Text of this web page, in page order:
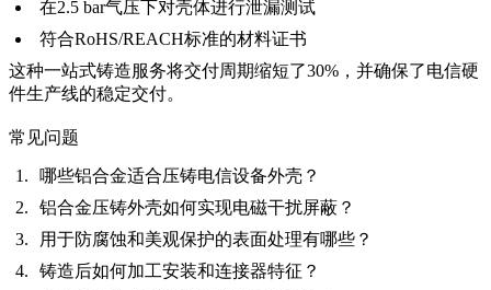
在2.5 bar气压下对壳体进行泄漏测试
符合RoHS/REACH标准的材料证书
这种一站式铸造服务将交付周期缩短了30%，并确保了电信硬
件生产线的稳定交付。
常见问题
哪些铝合金适合压铸电信设备外壳？
铝合金压铸外壳如何实现电磁干扰屏蔽？
用于防腐蚀和美观保护的表面处理有哪些？
铸造后如何加工安装和连接器特征？